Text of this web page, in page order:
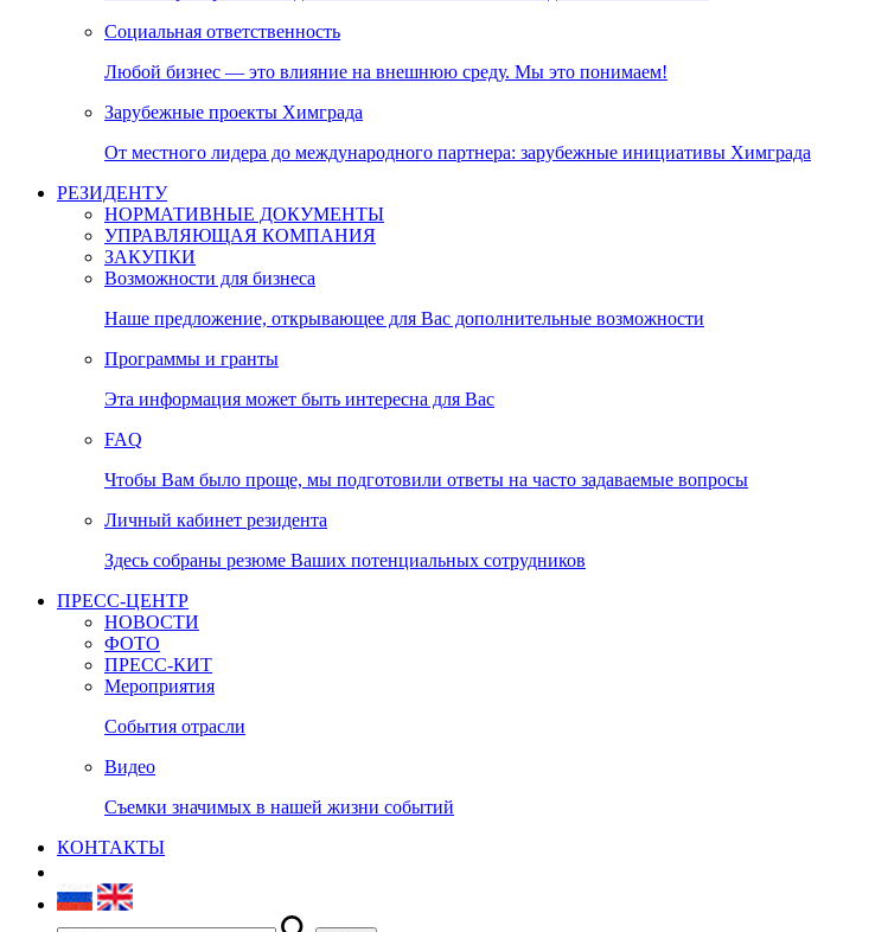
Социальная ответственность
Любой бизнес — это влияние на внешнюю среду. Мы это понимаем!
Зарубежные проекты Химграда
От местного лидера до международного партнера: зарубежные инициативы Химграда
РЕЗИДЕНТУ
НОРМАТИВНЫЕ ДОКУМЕНТЫ
УПРАВЛЯЮЩАЯ КОМПАНИЯ
ЗАКУПКИ
Возможности для бизнеса
Наше предложение, открывающее для Вас дополнительные возможности
Программы и гранты
Эта информация может быть интересна для Вас
FAQ
Чтобы Вам было проще, мы подготовили ответы на часто задаваемые вопросы
Личный кабинет резидента
Здесь собраны резюме Ваших потенциальных сотрудников
ПРЕСС-ЦЕНТР
НОВОСТИ
ФОТО
ПРЕСС-КИТ
Мероприятия
События отрасли
Видео
Съемки значимых в нашей жизни событий
КОНТАКТЫ